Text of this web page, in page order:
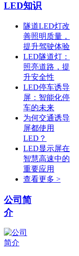
LED知识
隧道LED灯改
善照明质量，
提升驾驶体验
LED隧道灯：
照亮道路，提
升安全性
LED停车诱导
屏：智能化停
车的未来
为何交通诱导
屏都使用
LED？
LED显示屏在
智慧高速中的
重要应用
查看更多 >
公司简
介